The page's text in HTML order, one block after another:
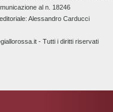
al n. 18246
Alessandro Carducci
- Tutti i diritti riservati